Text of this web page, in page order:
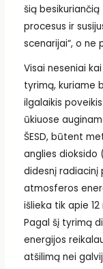
šią
procesus ir
scenarijai“, o ne
Visai neseniai
tyrimą, kuriame
ilgalaikis
ūkiuose
ŠESD, būtent
anglies dioksido
didesnį radiacinį
atmosferos
išlieka tik apie
Pagal šį tyrimą
energijos
atšilimą nei